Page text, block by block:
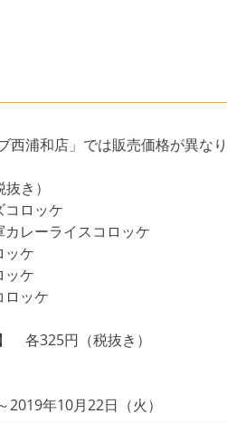
浦和店」では販売価格が異なり
き）
ロッケ
レーライスコロッケ
ケ
ケ
ッケ
各325円（税抜き）
年10月22日（火）